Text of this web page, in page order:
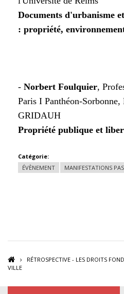
Documents d'urbanisme
: propriété,
- Norbert Foulquier,
Paris I Panthéon-
GRIDAUH
Propriété publique et
Catégorie:
ÉVÈNEMENT
MANIFESTATIONS
RÉTROSPECTIVE - LES DROITS
VILLE